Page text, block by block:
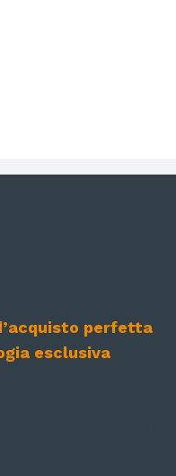
perfetta
esclusivaper il